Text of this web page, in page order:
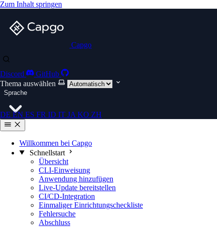
Zum Inhalt springen
Capgo
Discord
GitHub
Thema auswählen
Sprache
DE EN ES FR ID IT JA KO ZH
Willkommen bei Capgo
Schnellstart
Übersicht
CLI-Einweisung
Anwendung hinzufügen
Live-Update bereitstellen
CI/CD-Integration
Einmaliger Einrichtungscheckliste
Fehlersuche
Abschluss